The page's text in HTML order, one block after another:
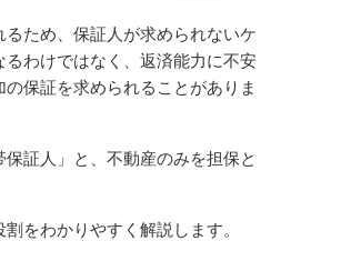
ため、保証人が求められないケ
わけではなく、返済能力に不安
保証を求められることがありま
証人」と、不動産のみを担保と
をわかりやすく解説します。